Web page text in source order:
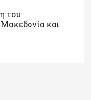
του
και